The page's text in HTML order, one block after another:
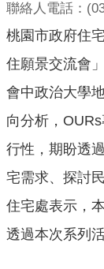
聯絡人電話：
桃園市政府住
住願景交流會
會中政治大學
向分析，
行性，期盼透
宅需求、探討
住宅處表示，
透過本次系列